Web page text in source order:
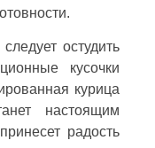
остудить
кусочки
курица
настоящим
радость